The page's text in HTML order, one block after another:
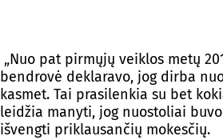
„Nuo pat pirmųjų veiklos metų
bendrovė deklaravo, jog dirba
kasmet. Tai prasilenkia su bet
leidžia manyti, jog nuostoliai
išvengti priklausančių mokesčių.